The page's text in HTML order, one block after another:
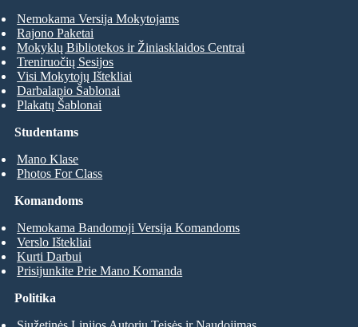
Studentams
Mano Klase
Photos For Class
Nemokama Versija Mokytojams
Rajono Paketai
Mokyklų Bibliotekos ir Žiniasklaidos Centrai
Treniruočių Sesijos
Visi Mokytojų Ištekliai
Darbalapio Šablonai
Plakatų Šablonai
Komandoms
Nemokama Bandomoji Versija Komandoms
Verslo Ištekliai
Kurti Darbui
Prisijunkite Prie Mano Komanda
Politika